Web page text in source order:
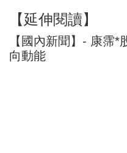
【延伸閱讀】
【國內新聞】- 康霈
向動能